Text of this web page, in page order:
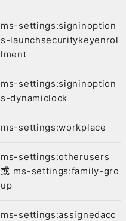
ms-settings:signinoption
s-launchsecuritykeyenrol
lment
ms-settings:signinoption
s-dynamiclock
ms-settings:workplace
ms-settings:otherusers
或 ms-settings:family-gro
up
ms-settings:assignedacc